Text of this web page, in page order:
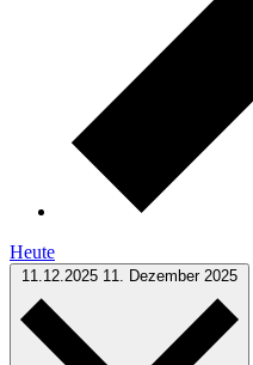
Heute
11.12.2025 11. Dezember 2025